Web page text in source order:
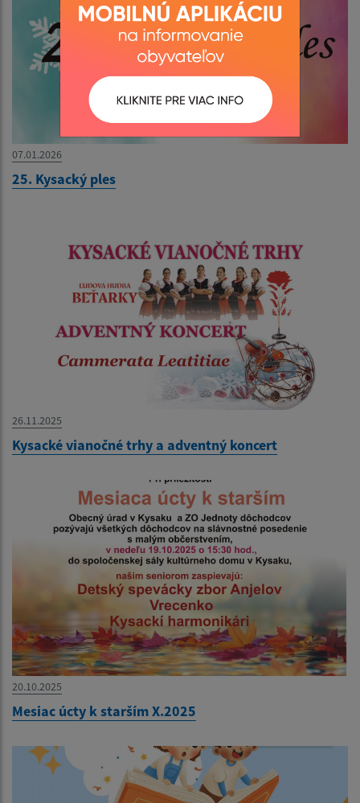
07.01.2026
25. Kysacký ples
26.11.2025
Kysacké vianočné trhy a adventný koncert
20.10.2025
Mesiac úcty k starším X.2025